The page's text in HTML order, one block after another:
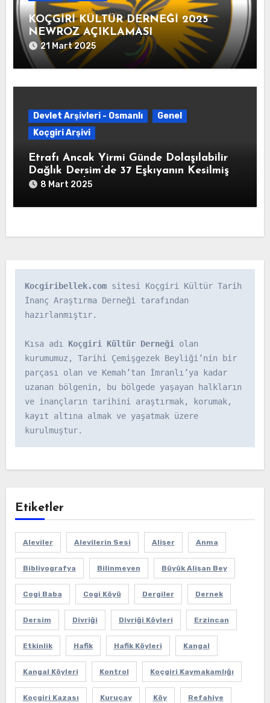
KOÇGİRİ KÜLTÜR DERNEĞİ 2025
NEWROZ AÇIKLAMASI
21 Mart 2025
Devlet Arşivleri - Osmanlı
Genel
Koçgiri Arşivi
Etrafı Ancak Yirmi Günde Dolaşılabilir
Dağlık Dersim’de 37 Eşkıyanın Kesilmiş
Başlarının İstanbul’a Gönderildiğine
82/340325-02-1213/8 Ağustos 1798)
8 Mart 2025
Kocgiribellek.com sitesi Koçgiri Kültür Tarih
İnanç Araştırma Derneği tarafından
hazırlanmıştır.
Kısa adı Koçgiri Kültür Derneği olan
kurumumuz, Tarihi Çemişgezek Beyliği’nin bir
parçası olan ve Kemah’tan İmranlı’ya kadar
uzanan bölgenin, bu bölgede yaşayan halkların
ve inançların tarihini araştırmak, korumak,
kayıt altına almak ve yaşatmak üzere
kurulmuştur.
Etiketler
Aleviler Alevilerin Sesi Alişer Anma
Bibliyografya Bilinmeyen Büyük Alişan Bey
Cogi Baba Cogi Köyü Dergiler Dernek
Dersim Divriği Divriği Köyleri Erzincan
Etkinlik Hafik Hafik Köyleri Kangal
Kangal Köyleri Kontrol Koçgiri Kaymakamlığı
Koçgiri Kazası Kuruçay Köy Refahiye